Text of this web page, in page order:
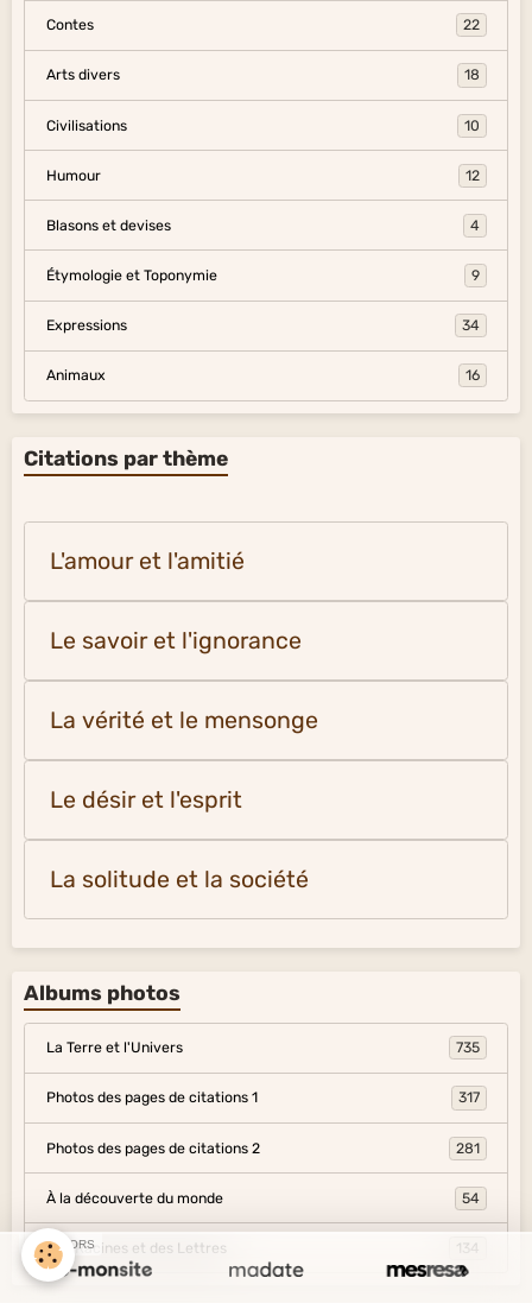
Contes 22
Arts divers 18
Civilisations 10
Humour 12
Blasons et devises 4
Étymologie et Toponymie 9
Expressions 34
Animaux 16
Citations par thème
L'amour et l'amitié
Le savoir et l'ignorance
La vérité et le mensonge
Le désir et l'esprit
La solitude et la société
Albums photos
La Terre et l'Univers 735
Photos des pages de citations 1 317
Photos des pages de citations 2 281
À la découverte du monde 54
Des Racines et des Lettres 134
SPONSORS